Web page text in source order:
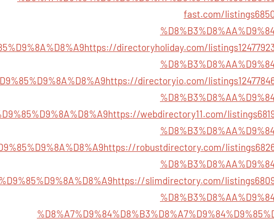
fast.com/
https://directoryholiday.com/
https://directoryio.com/
https://webdirectory11.com/
https://robustdirectory.com/
https://slimdirectory.com/